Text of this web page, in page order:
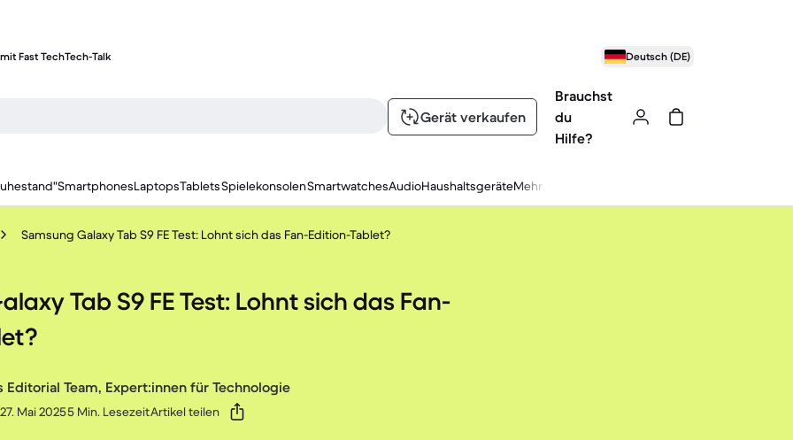
Fast TechTech-Talk Deutsch (DE)
Gerät verkaufen
Brauchst
du
Hilfe?
SmartphonesLaptopsTabletsSpielekonsolenSmartwatchesAudioHaushaltsgeräteMehr
Samsung Galaxy Tab S9 FE Test: Lohnt sich das Fan-Edition-Tablet?
Tab S9 FE Test: Lohnt sich das Fan-
Editorial Team, Expert:innen für Technologie
Mai 20255 Min. LesezeitArtikel teilen